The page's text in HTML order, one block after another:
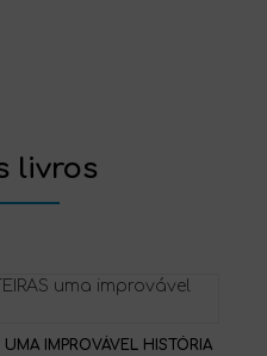
livros
IMPROVÁVEL HISTÓRIA